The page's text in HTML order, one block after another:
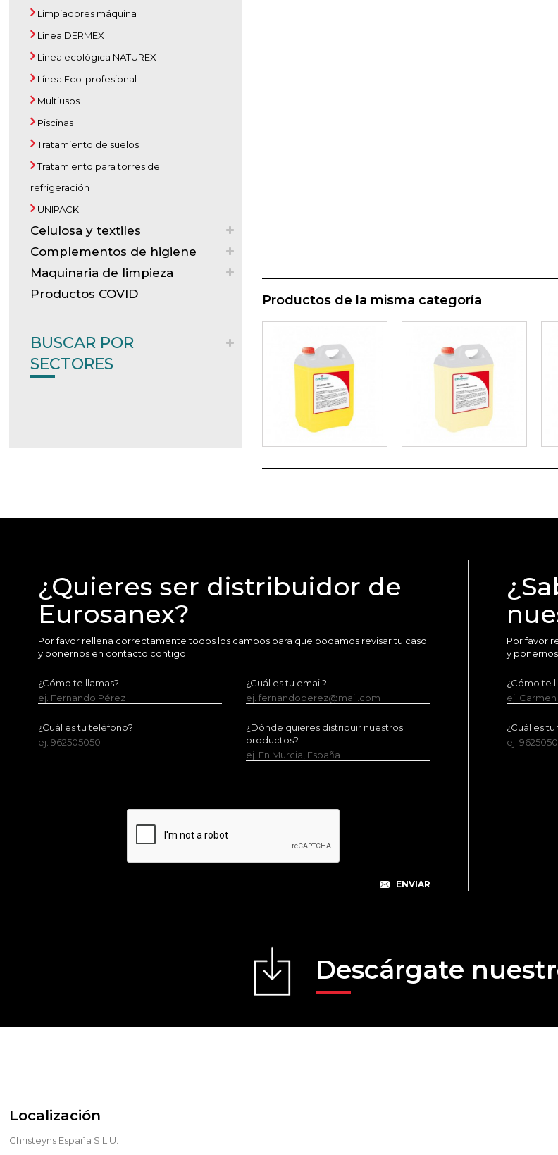
Limpiadores máquina
Línea DERMEX
Línea ecológica NATUREX
Línea Eco-profesional
Multiusos
Piscinas
Tratamiento de suelos
Tratamiento para torres de
refrigeración
UNIPACK
Celulosa y textiles
Complementos de higiene
Maquinaria de limpieza
Productos COVID
BUSCAR POR
SECTORES
Productos de la misma categoría
¿Quieres ser distribuidor de
Eurosanex?
Por favor rellena correctamente todos los campos para que podamos revisar tu caso
y ponernos en contacto contigo.
¿Cómo te llamas?
ej. Fernando Pérez
¿Cuál es tu email?
ej. fernandoperez@mail.com
¿Cuál es tu teléfono?
ej. 962505050
¿Dónde quieres distribuir nuestros
productos?
ej. En Murcia, España
Por favor
y
¿Cómo te
ej.
¿Cuál es
ej.
Descárgate
Localización
Christeyns España S.L.U.